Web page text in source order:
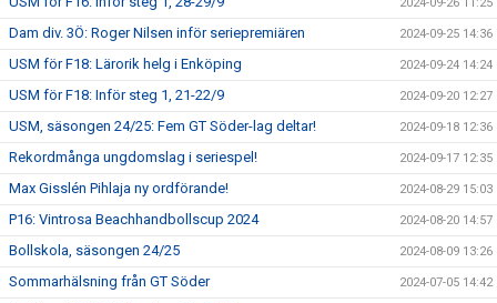
Dam div. 3Ö: Roger Nilsen inför seriepremiären 2024-09-25 14:36
USM för F18: Lärorik helg i Enköping 2024-09-24 14:24
USM för F18: Inför steg 1, 21-22/9 2024-09-20 12:27
USM, säsongen 24/25: Fem GT Söder-lag deltar! 2024-09-18 12:36
Rekordmånga ungdomslag i seriespel! 2024-09-17 12:35
Max Gisslén Pihlaja ny ordförande! 2024-08-29 15:03
P16: Vintrosa Beachhandbollscup 2024 2024-08-20 14:57
Bollskola, säsongen 24/25 2024-08-09 13:26
Sommarhälsning från GT Söder 2024-07-05 14:42